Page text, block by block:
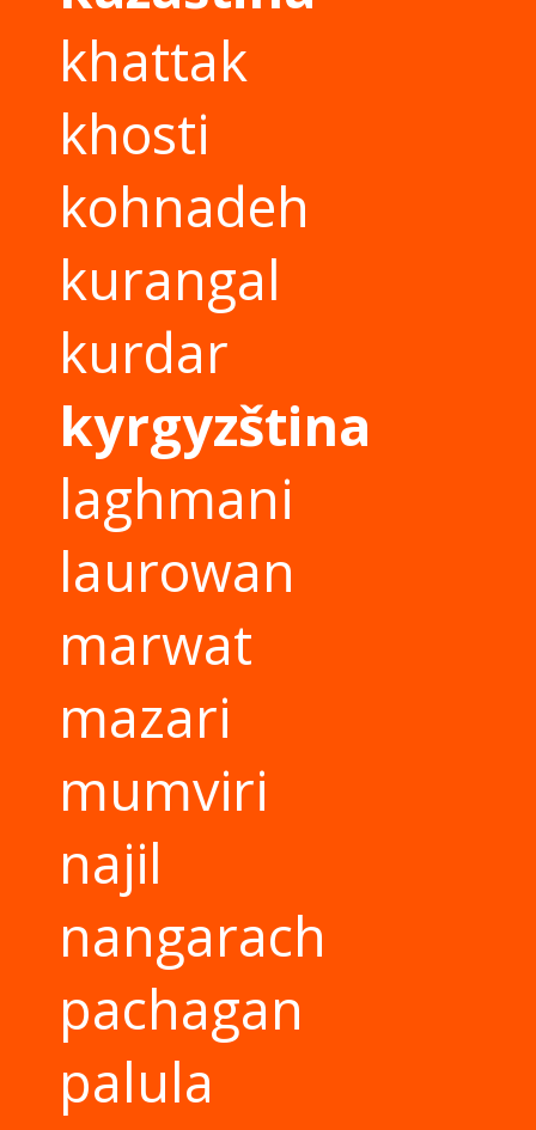
khattak
khosti
kohnadeh
kurangal
kurdar
kyrgyzština
laghmani
laurowan
marwat
mazari
mumviri
najil
nangarach
pachagan
palula